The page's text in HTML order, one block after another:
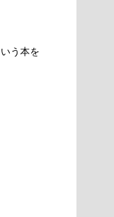
う本を